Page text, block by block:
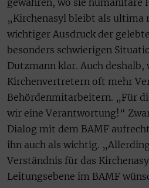
„Kirchenasyl bleibt als ultima
wichtiger Ausdruck der
besonders schwierigen
Dutzmann klar. Auch
Kirchenvertretern oft mehr
Behördenmitarbeitern. „Für
wir eine Verantwortung!“
Dialog mit dem BAMF
ihn auch als wichtig.
Verständnis für das
Leitungsebene im BAMF